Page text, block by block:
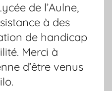
de l’Aulne,
à des
de handicap
Merci à
d’être venus